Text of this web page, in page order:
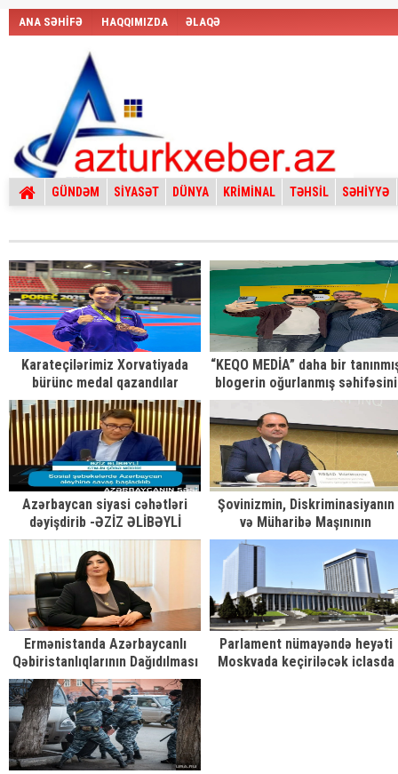
ANA SƏHİFƏ HAQQIMIZDA ƏLAQƏ
GÜNDƏM SİYASƏT DÜNYA KRİMİNAL TƏHSİL SƏHİYYƏ
Karateçilərimiz Xorvatiyada
bürünc medal qazandılar
“KEQO MEDİA” daha bir
blogerin oğurlanmış səhifəsini
özünə qaytardı – FOTO
Azərbaycan siyasi cəhətləri
dəyişdirib -ƏZİZ ƏLİBƏYLİ
Şovinizmin, Diskriminasiyanın
və Müharibə Maşınının
Genişlənən Hüdudları haqqında
bir neçə söz...
Ermənistanda Azərbaycanlı
Qəbiristanlıqlarının Dağıdılması
ilə Bağlı hesabat ictimaiyyətə
təqdim olundu
Parlament nümayəndə heyəti
Moskvada keçiriləcək iclasda